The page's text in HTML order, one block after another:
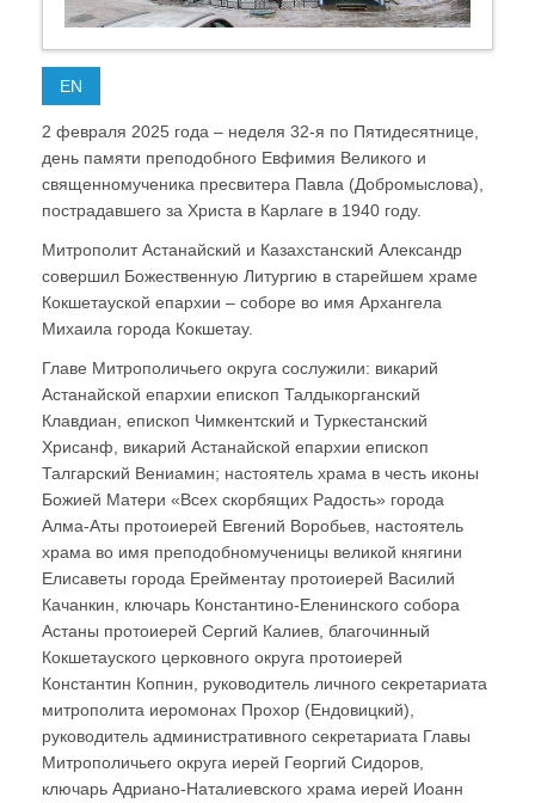
EN
2 февраля 2025 года – неделя 32-я по Пятидесятнице,
день памяти преподобного Евфимия Великого и
священномученика пресвитера Павла (Добромыслова),
пострадавшего за Христа в Карлаге в 1940 году.
Митрополит Астанайский и Казахстанский Александр
совершил Божественную Литургию в старейшем храме
Кокшетауской епархии – соборе во имя Архангела
Михаила города Кокшетау.
Главе Митрополичьего округа сослужили: викарий
Астанайской епархии епископ Талдыкорганский
Клавдиан, епископ Чимкентский и Туркестанский
Хрисанф, викарий Астанайской епархии епископ
Талгарский Вениамин; настоятель храма в честь иконы
Божией Матери «Всех скорбящих Радость» города
Алма-Аты протоиерей Евгений Воробьев, настоятель
храма во имя преподобномученицы великой княгини
Елисаветы города Ерейментау протоиерей Василий
Качанкин, ключарь Константино-Еленинского собора
Астаны протоиерей Сергий Калиев, благочинный
Кокшетауского церковного округа протоиерей
Константин Копнин, руководитель личного секретариата
митрополита иеромонах Прохор (Ендовицкий),
руководитель административного секретариата Главы
Митрополичьего округа иерей Георгий Сидоров,
ключарь Адриано-Наталиевского храма иерей Иоанн